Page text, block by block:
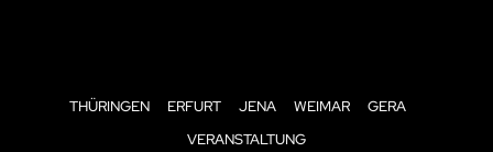
THÜRINGEN ERFURT JENA WEIMAR
GERA
VERANSTALTUNG